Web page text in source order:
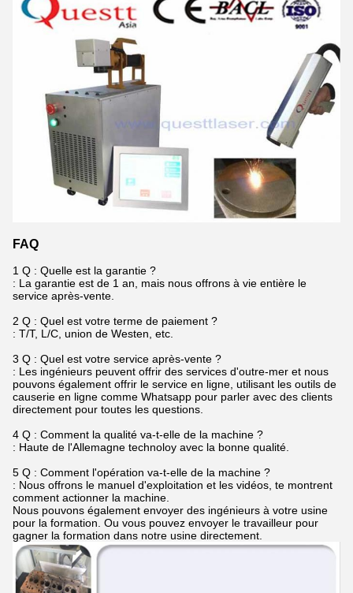
FAQ
1 Q : Quelle est la garantie ?
: La garantie est de 1 an, mais nous offrons à vie entière le
service après-vente.
2 Q : Quel est votre terme de paiement ?
: T/T, L/C, union de Westen, etc.
3 Q : Quel est votre service après-vente ?
: Les ingénieurs peuvent offrir des services d'outre-mer et nous
pouvons également offrir le service en ligne, utilisant les outils de
causerie en ligne comme Whatsapp pour parler avec des clients
directement pour toutes les questions.
4 Q : Comment la qualité va-t-elle de la machine ?
: Haute de l'Allemagne technoloy avec la bonne qualité.
5 Q : Comment l'opération va-t-elle de la machine ?
: Nous offrons le manuel d'exploitation et les vidéos, te montrent
comment actionner la machine.
Nous pouvons également envoyer des ingénieurs à votre usine
pour la formation. Ou vous pouvez envoyer le travailleur pour
gagner la formation dans notre usine directement.